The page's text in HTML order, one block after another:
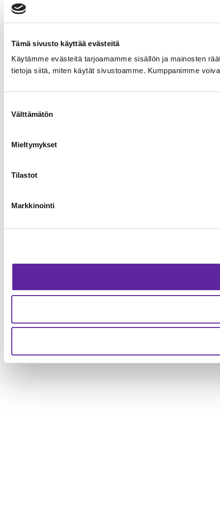
Tämä sivusto käyttää evästeitä
Käytämme evästeitä tarjoamamme sisällön ja mainosten
tietoja siitä, miten käytät sivustoamme. Kumppanimme
valinta
Välttämätön
Mieltymykset
Tilastot
Markkinointi